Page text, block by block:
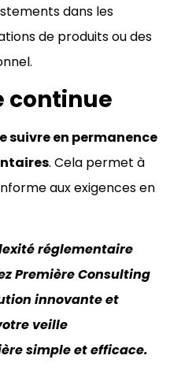
dans les
de produits ou des
continue
suivre en permanence
. Cela permet à
aux exigences en
réglementaire
Première Consulting
innovante et
veille
simple et efficace.